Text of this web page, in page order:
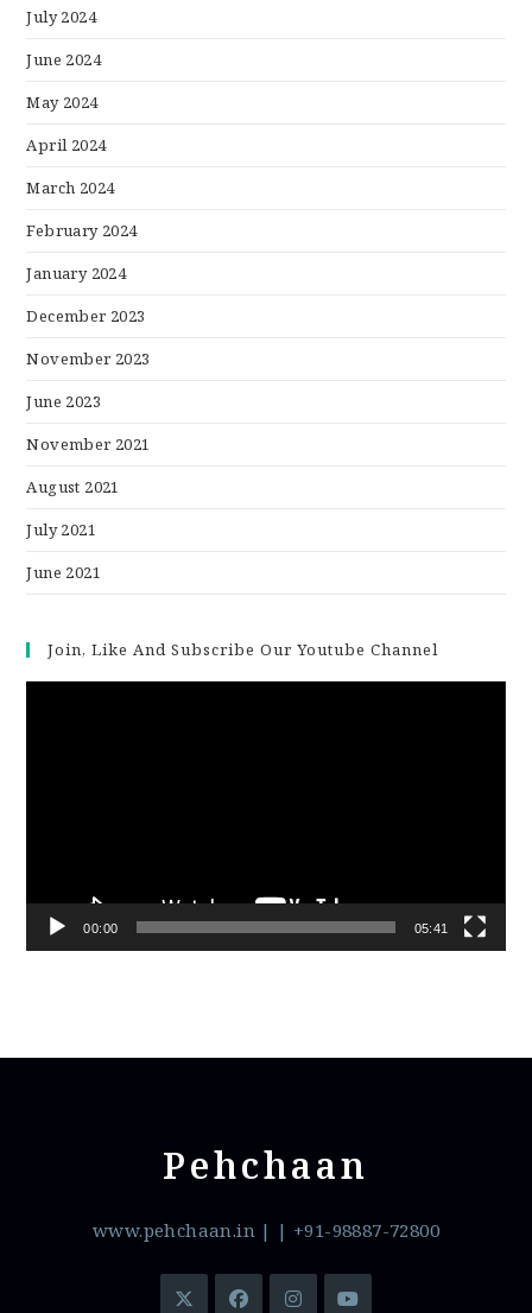
July 2024
June 2024
May 2024
April 2024
March 2024
February 2024
January 2024
December 2023
November 2023
June 2023
November 2021
August 2021
July 2021
June 2021
Join, Like And Subscribe Our Youtube Channel
00:00 05:41
Pehchaan
www.pehchaan.in | | +91-98887-72800